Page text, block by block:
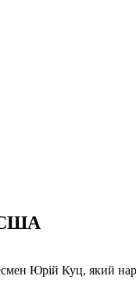
США
Юрій Куц, який